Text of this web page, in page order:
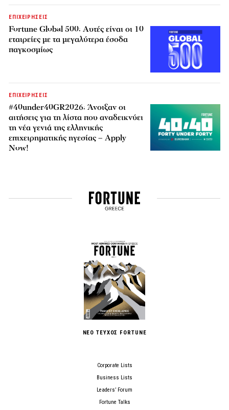
ΕΠΙΧΕΙΡΗΣΕΙΣ
Fortune Global 500: Αυτές είναι οι 10
εταιρείες με τα μεγαλύτερα έσοδα
παγκοσμίως
ΕΠΙΧΕΙΡΗΣΕΙΣ
#40under40GR2026: Άνοιξαν οι
αιτήσεις για τη λίστα που αναδεικνύει
τη νέα γενιά της ελληνικής
επιχειρηματικής ηγεσίας – Apply
Now!
ΝΕΟ ΤΕΥΧΟΣ FORTUNE
Corporate Lists
Business Lists
Leaders’ Forum
Fortune Talks